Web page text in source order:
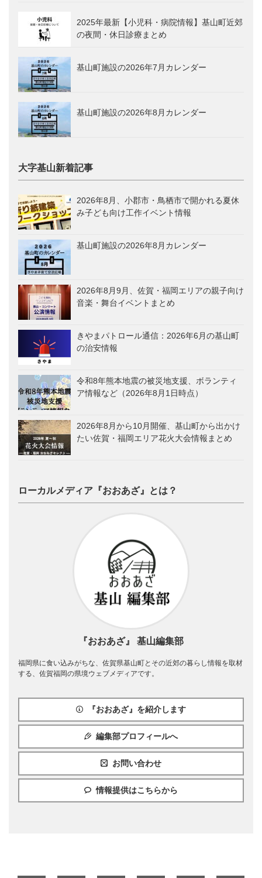
2025年最新【小児科・病院情報】基山町近郊
の夜間・休日診療まとめ
基山町施設の2026年7月カレンダー
基山町施設の2026年8月カレンダー
大字基山新着記事
2026年8月、小郡市・鳥栖市で開かれる夏休
み子ども向け工作イベント情報
基山町施設の2026年8月カレンダー
2026年8月9月、佐賀・福岡エリアの親子向け
音楽・舞台イベントまとめ
きやまパトロール通信：2026年6月の基山町
の治安情報
令和8年熊本地震の被災地支援、ボランティ
ア情報など（2026年8月1日時点）
2026年8月から10月開催、基山町から出かけ
たい佐賀・福岡エリア花火大会情報まとめ
ローカルメディア『おおあざ』とは？
『おおあざ』 基山編集部
福岡県に食い込みがちな、佐賀県基山町とその近郊の暮らし情報を取材
する、佐賀福岡の県境ウェブメディアです。
『おおあざ』を紹介します
編集部プロフィールへ
お問い合わせ
情報提供はこちらから